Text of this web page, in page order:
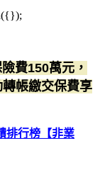
費150萬元，
帳繳交保費享
排行榜【非業